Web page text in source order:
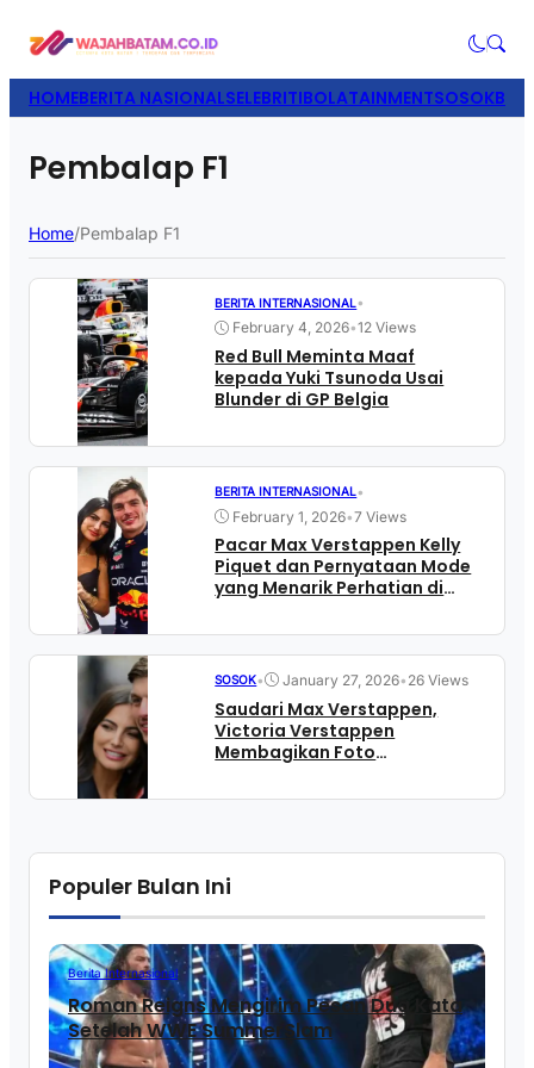
HOMEBERITA NASIONALSELEBRITIBOLATAINMENTSOSOK
Pembalap F1
Home/Pembalap F1
BERITA INTERNASIONAL•
February 4, 2026•12 Views
Red Bull Meminta Maaf
kepada Yuki Tsunoda Usai
Blunder di GP Belgia
BERITA INTERNASIONAL•
February 1, 2026•7 Views
Pacar Max Verstappen Kelly
Piquet dan Pernyataan Mode
yang Menarik Perhatian di
SOSOK• January 27, 2026• 26 Views
Saudari Max Verstappen,
Victoria Verstappen
Membagikan Foto
Populer Bulan Ini
Berita Internasional
Roman Reigns Mengirim Pesan Dua Kata
Setelah WWE SummerSlam